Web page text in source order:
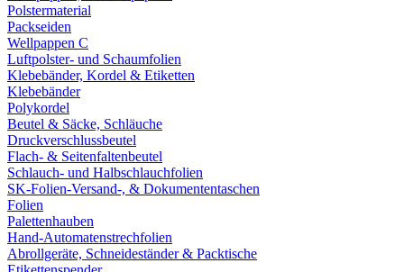
Polstermaterial
Packseiden
Wellpappen C
Luftpolster- und Schaumfolien
Klebebänder, Kordel & Etiketten
Klebebänder
Polykordel
Beutel & Säcke, Schläuche
Druckverschlussbeutel
Flach- & Seitenfaltenbeutel
Schlauch- und Halbschlauchfolien
SK-Folien-Versand-, & Dokumententaschen
Folien
Palettenhauben
Hand-Automatenstrechfolien
Abrollgeräte, Schneideständer & Packtische